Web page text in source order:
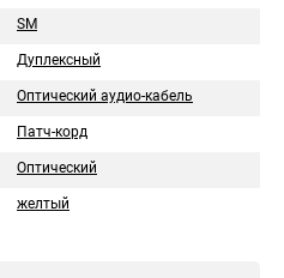
SM
Дуплексный
Оптический аудио-кабель
Патч-корд
Оптический
желтый